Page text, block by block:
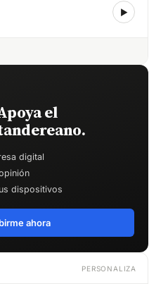
▶
el
digital
dispositivos
ahora
PERSONALIZA